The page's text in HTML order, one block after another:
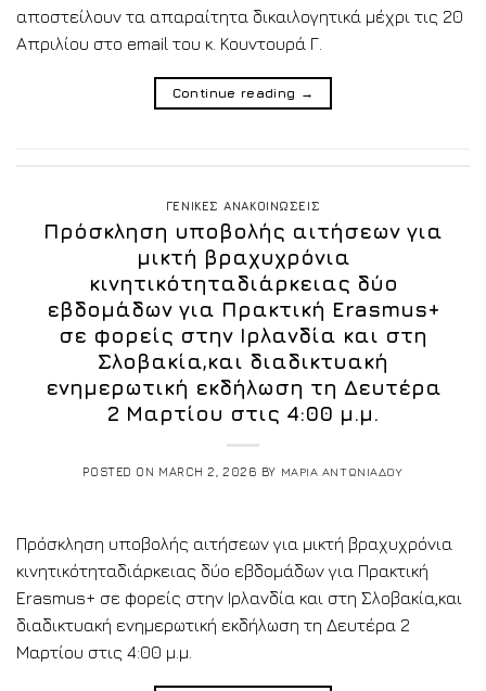
αποστείλουν τα απαραίτητα δικαιλογητικά μέχρι τις 20
Απριλίου στο email του κ. Κουντουρά Γ.
Continue reading →
ΓΕΝΙΚΕΣ ΑΝΑΚΟΙΝΩΣΕΙΣ
Πρόσκληση υποβολής αιτήσεων για
μικτή βραχυχρόνια
κινητικότηταδιάρκειας δύο
εβδομάδων για Πρακτική Erasmus+
σε φορείς στην Ιρλανδία και στη
Σλοβακία,και διαδικτυακή
ενημερωτική εκδήλωση τη Δευτέρα
2 Μαρτίου στις 4:00 μ.μ.
POSTED ON MARCH 2, 2026 BY ΜΑΡΙΑ ΑΝΤΩΝΙΑΔΟΥ
Πρόσκληση υποβολής αιτήσεων για μικτή βραχυχρόνια
κινητικότηταδιάρκειας δύο εβδομάδων για Πρακτική
Erasmus+ σε φορείς στην Ιρλανδία και στη Σλοβακία,και
διαδικτυακή ενημερωτική εκδήλωση τη Δευτέρα 2
Μαρτίου στις 4:00 μ.μ.